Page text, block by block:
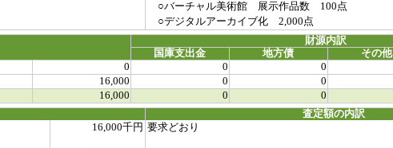
○バーチャル美術館 展示作品数 100点
○デジタルアーカイブ化 2,000点
財源内訳
国庫支出金
地方債 その他
0 0 0
16,000 0 0
16,000 0 0
査定額の内訳
16,000千円 要求どおり